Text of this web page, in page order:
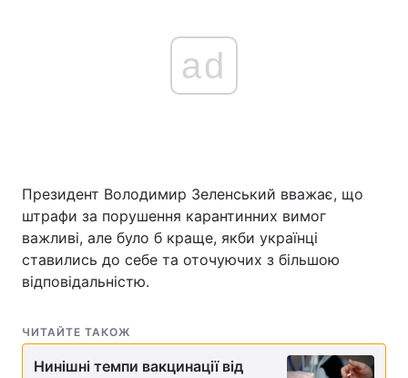
ad
Президент Володимир Зеленський вважає, що
штрафи за порушення карантинних вимог
важливі, але було б краще, якби українці
ставились до себе та оточуючих з більшою
відповідальністю.
ЧИТАЙТЕ ТАКОЖ
Нинішні темпи вакцинації від